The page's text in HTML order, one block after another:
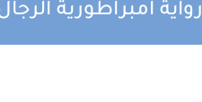
رواية امبراطورية